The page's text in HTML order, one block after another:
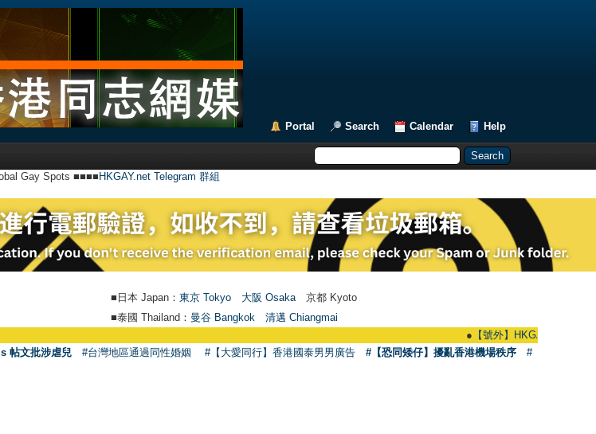
Portal Search Calendar Help
Gay Spots ■■■■ HKGAY.net Telegram 群組
■日本 Japan： 東京 Tokyo 大阪 Osaka 京都 Kyoto
■泰國 Thailand： 曼谷 Bangkok
清邁 Chiangmai
【號外】HKGAY.net已啟動
帖文批涉虐兒 #台灣地區通過同性婚姻 #【大愛同行】香港國泰男男廣告 #【恐同矮仔】擾亂香港機場秩序
#